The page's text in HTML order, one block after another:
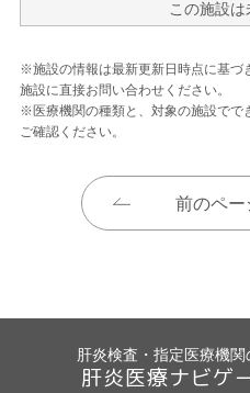
この施設
※施設の情報は最新更新日時点に基づ
施設に直接お問い合わせください。
※医療機関の種類と、対象の施設でで
ご確認ください。
前のペー
肝炎検査・指定医療機関
肝炎医療ナビゲ